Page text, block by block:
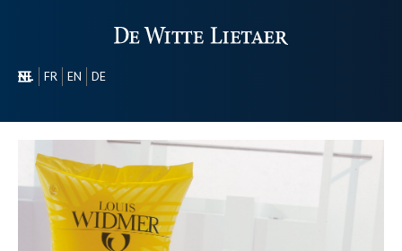
NL FR EN
DE
OVER ONS
ONS GAMMA
CONTACT